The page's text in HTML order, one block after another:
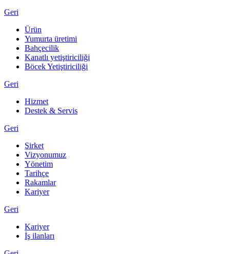
Geri
Ürün
Yumurta üretimi
Bahçecilik
Kanatlı yetiştiriciliği
Böcek Yetiştiriciliği
Geri
Hizmet
Destek & Servis
Geri
Şirket
Vizyonumuz
Yönetim
Tarihçe
Rakamlar
Kariyer
Geri
Kariyer
İş ilanları